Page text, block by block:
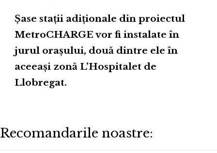
Șase stații adiționale din proiectul
MetroCHARGE vor fi instalate în
jurul orașului, două dintre ele în
aceeași zonă L’Hospitalet de
Llobregat.
Recomandarile noastre: